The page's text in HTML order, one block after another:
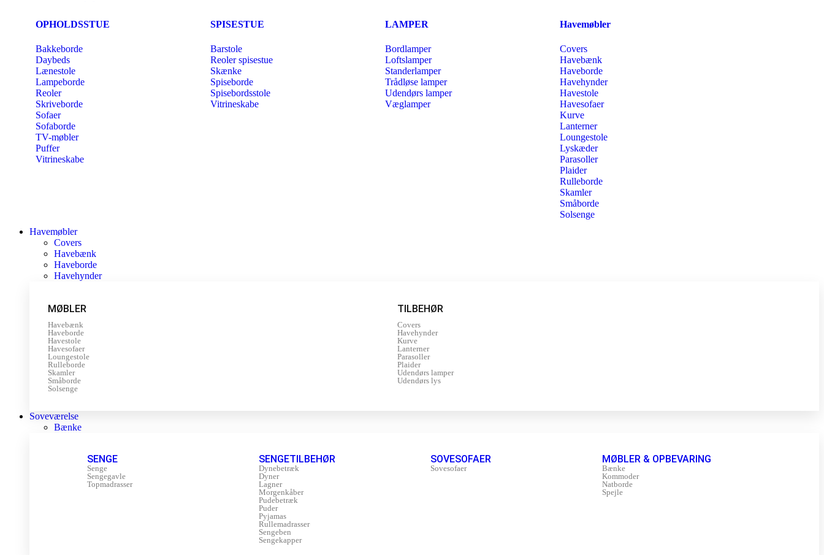
OPHOLDSSTUE
Bakkeborde
Daybeds
Lænestole
Lampeborde
Reoler
Skriveborde
Sofaer
Sofaborde
TV-møbler
Puffer
Vitrineskabe
SPISESTUE
Barstole
Reoler spisestue
Skænke
Spiseborde
Spisebordsstole
Vitrineskabe
LAMPER
Bordlamper
Loftslamper
Standerlamper
Trådløse lamper
Udendørs lamper
Væglamper
Havemøbler
Covers
Havebænk
Haveborde
Havehynder
Havestole
Havesofaer
Kurve
Lanterner
Loungestole
Lyskæder
Parasoller
Plaider
Rulleborde
Skamler
Småborde
Solsenge
Havemøbler
Covers
Havebænk
Haveborde
Havehynder
MØBLER
Havebænk
Haveborde
Havestole
Havesofaer
Loungestole
Rulleborde
Skamler
Småborde
Solsenge
TILBEHØR
Covers
Havehynder
Kurve
Lanterner
Parasoller
Plaider
Udendørs lamper
Udendørs lys
Soveværelse
Bænke
SENGE
Senge
Sengegavle
Topmadrasser
SENGETILBEHØR
Dynebetræk
Dyner
Lagner
Morgenkåber
Pudebetræk
Puder
Pyjamas
Rullemadrasser
Sengeben
Sengekapper
SOVESOFAER
Sovesofaer
MØBLER & OPBEVARING
Bænke
Kommoder
Natborde
Spejle